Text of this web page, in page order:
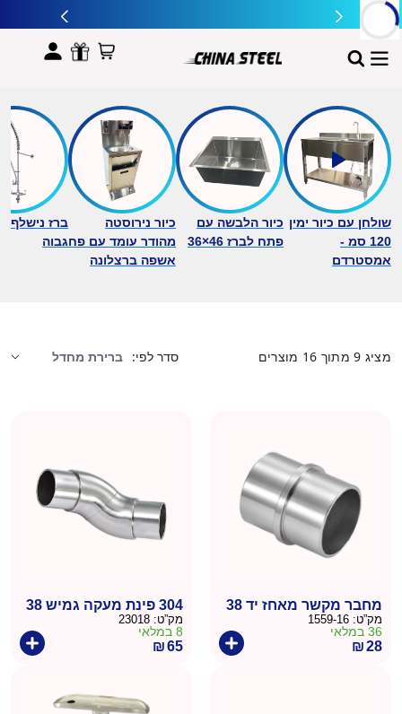
לתוכן
שולחן עם כיור ימין
120 סמ -
אמסטרדם
כיור הלבשה עם
פתח לברז 46×36
כיור נירוסטה
מהודר עומד עם פח
אשפה ברצלונה
ברז נישלף
גבוה
מציג 9מתוך 16מוצרים סדר לפי:
מחבר מקשר מאחז יד 38
מק”ט: 1559-16
36 במלאי
₪28
304 פינת מעקה גמיש 38
מק”ט: 23018
8 במלאי
₪65